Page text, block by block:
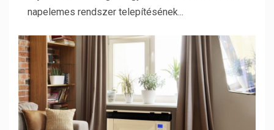
napelemes rendszer telepítésének...